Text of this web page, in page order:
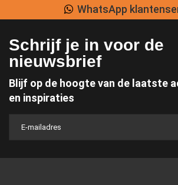
WhatsApp
Schrijf je in voor de
nieuwsbrief
Blijf op de hoogte van de laatste
en inspiraties